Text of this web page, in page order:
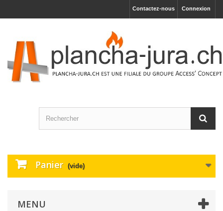
Connexion
Contactez-nous
Panier (vide)
MENU